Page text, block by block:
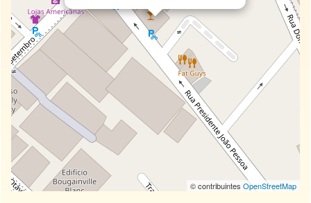
© contribuintes OpenStreetMap